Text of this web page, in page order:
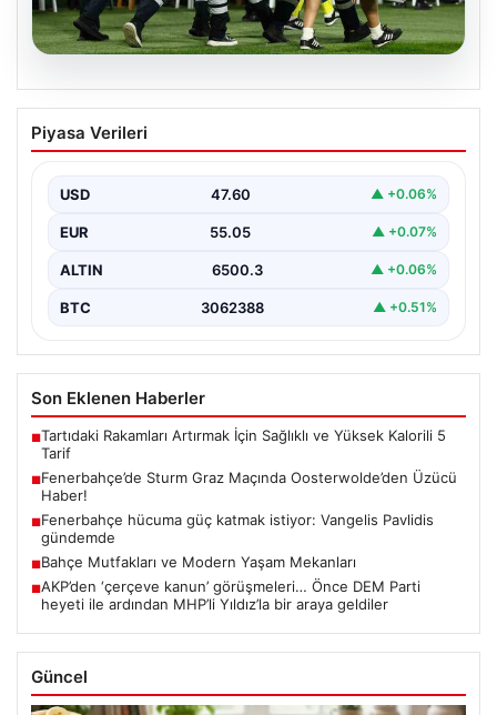
Fenerbahçe’de Sturm Graz Maçında
Oosterwolde’den Üzücü Haber!
Almanya temsilcisi Sturm Graz’ı evinde ağırladı.
Mücadele…
Piyasa Verileri
USD 47.60 ▲ +0.06%
EUR 55.05 ▲ +0.07%
ALTIN 6500.3 ▲ +0.06%
BTC 3062388 ▲ +0.51%
Son Eklenen Haberler
■Tartıdaki Rakamları Artırmak İçin Sağlıklı ve Yüksek Kalorili 5
Tarif
■Fenerbahçe’de Sturm Graz Maçında Oosterwolde’den Üzücü
Haber!
■Fenerbahçe hücuma güç katmak istiyor: Vangelis Pavlidis
gündemde
■Bahçe Mutfakları ve Modern Yaşam Mekanları
■AKP’den ‘çerçeve kanun’ görüşmeleri… Önce DEM Parti
heyeti ile ardından MHP’li Yıldız’la bir araya geldiler
Güncel